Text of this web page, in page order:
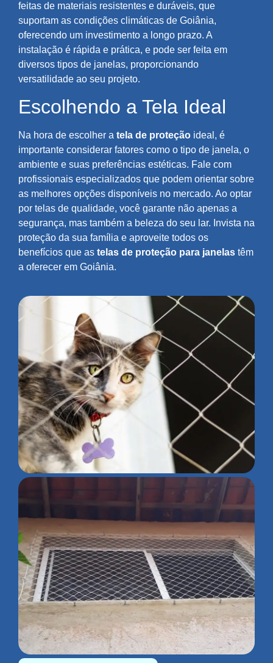
feitas de materiais resistentes e duráveis, que
suportam as condições climáticas de Goiânia,
oferecendo um investimento a longo prazo. A
instalação é rápida e prática, e pode ser feita em
diversos tipos de janelas, proporcionando
versatilidade ao seu projeto.
Escolhendo a Tela Ideal
Na hora de escolher a tela de proteção ideal, é
importante considerar fatores como o tipo de janela, o
ambiente e suas preferências estéticas. Fale com
profissionais especializados que podem orientar sobre
as melhores opções disponíveis no mercado. Ao optar
por telas de qualidade, você garante não apenas a
segurança, mas também a beleza do seu lar. Invista na
proteção da sua família e aproveite todos os
benefícios que as telas de proteção para janelas têm
a oferecer em Goiânia.